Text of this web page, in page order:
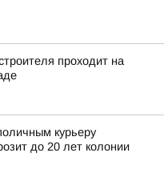
проходит на
курьеру
до 20 лет колонии